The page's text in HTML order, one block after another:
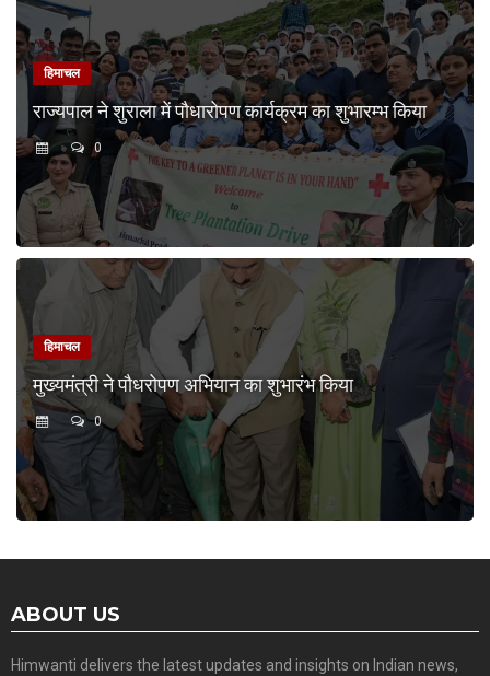
हिमाचल
राज्यपाल ने शुराला में पौधारोपण कार्यक्रम का शुभारम्भ किया
0
हिमाचल
मुख्यमंत्री ने पौधरोपण अभियान का शुभारंभ किया
0
ABOUT US
Himwanti delivers the latest updates and insights on Indian news,